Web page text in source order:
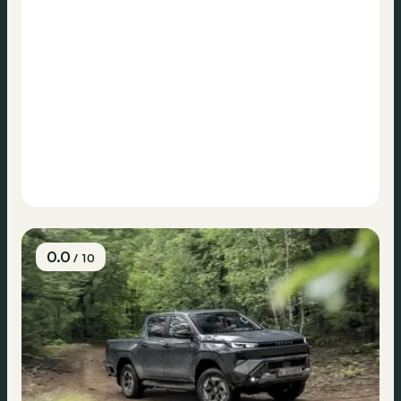
0.0/ 10